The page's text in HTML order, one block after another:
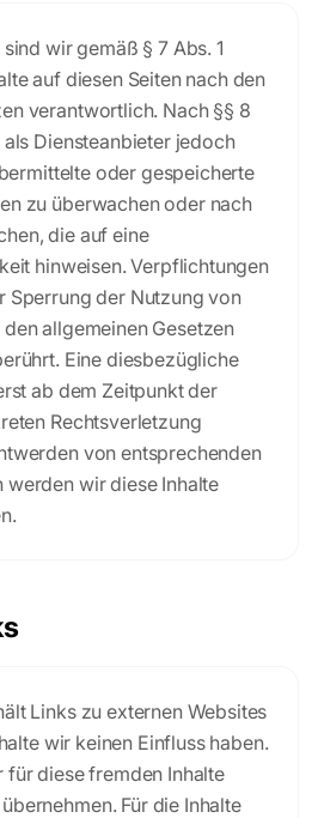
wir gemäß § 7 Abs. 1
auf diesen Seiten nach den
verantwortlich. Nach §§ 8
als Diensteanbieter jedoch
oder gespeicherte
zu überwachen oder nach
die auf eine
hinweisen. Verpflichtungen
Sperrung der Nutzung von
allgemeinen Gesetzen
Eine diesbezügliche
ab dem Zeitpunkt der
Rechtsverletzung
von entsprechenden
werden wir diese Inhalte
Links zu externen Websites
wir keinen Einfluss haben.
für diese fremden Inhalte
Für die Inhalte